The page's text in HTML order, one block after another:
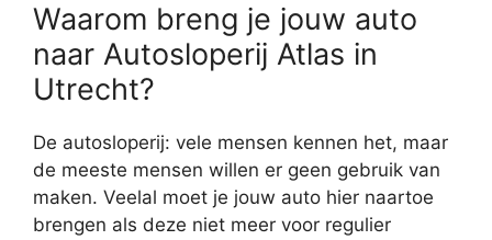
Waarom breng je jouw auto
naar Autosloperij Atlas in
Utrecht?
De autosloperij: vele mensen kennen het, maar
de meeste mensen willen er geen gebruik van
maken. Veelal moet je jouw auto hier naartoe
brengen als deze niet meer voor regulier